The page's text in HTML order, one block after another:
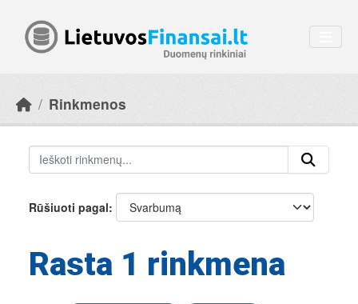
Rinkmenos
Rūšiuoti pagal
Rasta 1 rinkmena